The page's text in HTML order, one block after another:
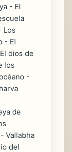
- El
Los
- El
dios de
los
-
de
Vallabha
del